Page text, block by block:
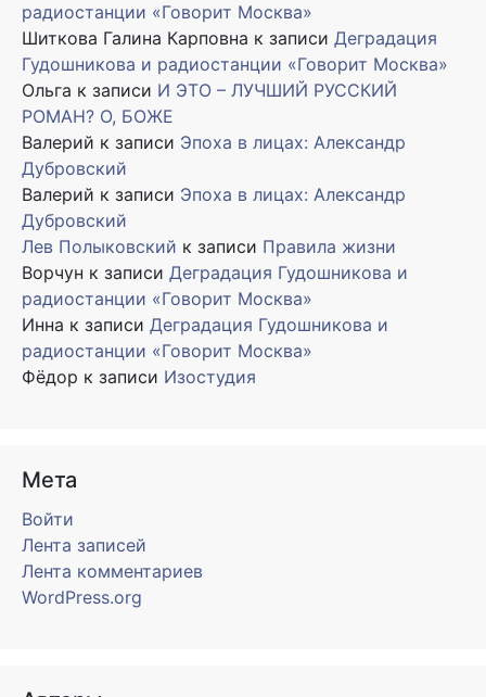
радиостанции «Говорит Москва»
Шиткова Галина Карповна к записи Деградация
Гудошникова и радиостанции «Говорит Москва»
Ольга к записи И ЭТО – ЛУЧШИЙ РУССКИЙ
РОМАН? О, БОЖЕ
Валерий к записи Эпоха в лицах: Александр
Дубровский
Валерий к записи Эпоха в лицах: Александр
Дубровский
Лев Полыковский к записи Правила жизни
Ворчун к записи Деградация Гудошникова и
радиостанции «Говорит Москва»
Инна к записи Деградация Гудошникова и
радиостанции «Говорит Москва»
Фёдор к записи Изостудия
Мета
Войти
Лента записей
Лента комментариев
WordPress.org